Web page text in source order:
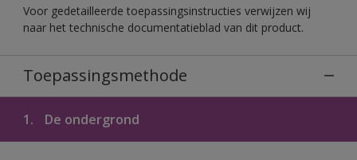
Voor gedetailleerde toepassingsinstructies verwijzen wij
naar het technische documentatieblad van dit product.
Toepassingsmethode
1. De ondergrond